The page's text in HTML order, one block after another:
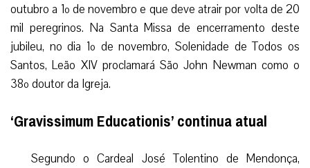
outubro a 1º de novembro e que deve atrair por volta de 20
mil peregrinos. Na Santa Missa de encerramento deste
jubileu, no dia 1º de novembro, Solenidade de Todos os
Santos, Leão XIV proclamará São John Newman como o
38º doutor da Igreja.
‘Gravissimum Educationis’ continua atual
Segundo o Cardeal José Tolentino de Mendonça,